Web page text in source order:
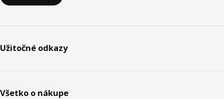
Užitočné odkazy
Všetko o nákupe